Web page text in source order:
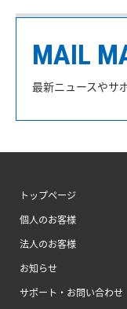
MAIL
最新ニュースやサ
トップページ
個人のお客様
法人のお客様
お知らせ
サポート・お問い合わせ